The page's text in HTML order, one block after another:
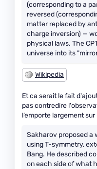
(corresponding to a
reversed
matter replaced by
charge inversion) —
physical laws. The
universe into its
Wikipedia
Et ca serait le fait
pas contredire
l’emporte largement sur
Sakharov proposed a
using T-symmetry,
Bang. He described
on each side of what